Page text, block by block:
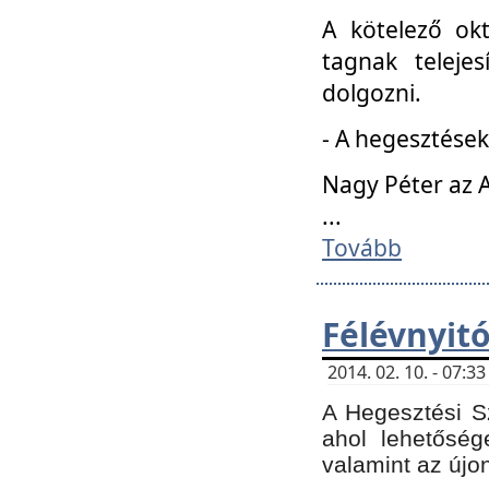
A kötelező
tagnak
dolgozni.
- A
Nagy Péter az
...
Tovább
2014. 02. 10. -
A Hegesztési
ahol
valamint az